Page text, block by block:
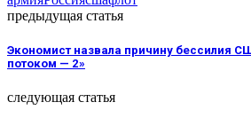
предыдущая статья
Экономист назвала причину бессилия
потоком — 2»
следующая статья